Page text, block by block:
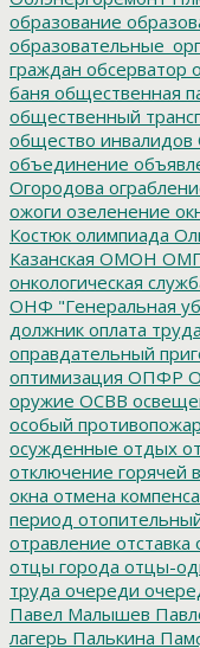
образование
граждан обсерватор
баня общественная
общественный
общество инвалидов
объединение
Огородова
ожоги озеленение
Костюк олимпиада
Казанская ОМОН
онкологическая
ОНФ "Генеральная
должник оплата труда
оправдательный
оптимизация ОПФР
оружие ОСВВ
особый
осужденные отдых
отключение горячей
окна отмена
период
отравление отставка
отцы города отцы-
труда очереди
Павел Малышев
лагерь Палькина